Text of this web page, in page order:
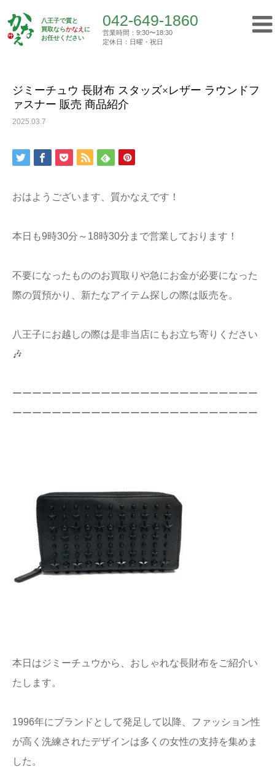
八王子で質と
買取ならかなえ に
お任せください
042-649-1860
営業時間：9:30〜18:30
定休日：日曜・祝日
Top 買取実績 ジミーチュウ 長財布 スタッズ×レザー …
ジミーチュウ 長財布 スタッズ×レザー ラウンドフ
ァスナー 販売 商品紹介
2025.03.7
おはようございます、質かなえです！
本日も9時30分～18時30分まで営業しております！
不要になったもののお買取りや急にお金が必要になった
際の質預かり、新たなアイテム探しの際は販売を。
八王子にお越しの際は是非当店にもお立ち寄りください
🎶
ーーーーーーーーーーーーーーーーーーーーーーーーー
ーーーーーーーーーーーーーーーーーーーーーーーーー
本日はジミーチュウから、おしゃれな長財布をご紹介い
たします。
1996年にブランドとして発足して以降、ファッション性
が高く洗練されたデザインは多くの女性の支持を集めま
した。
トップ
ポリシー